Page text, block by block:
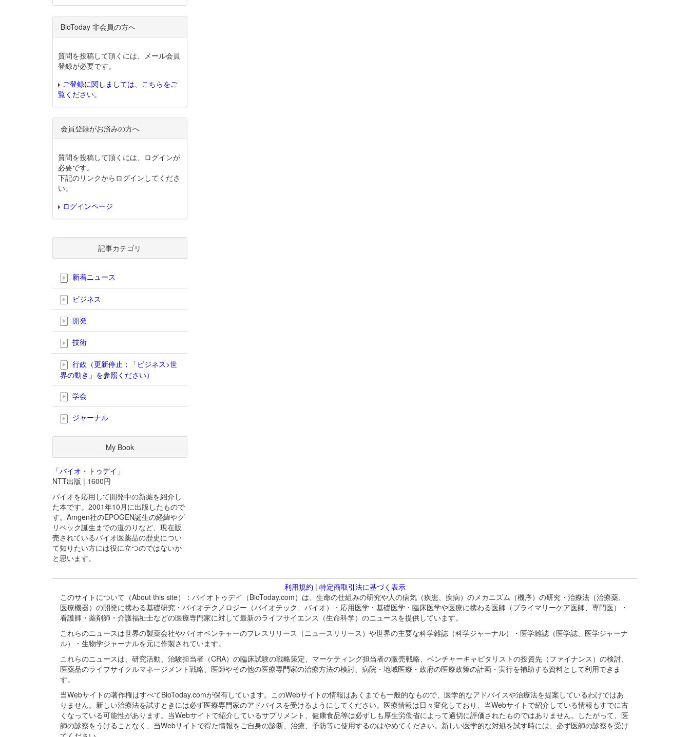
BioToday 非会員の方へ
質問を投稿して頂くには、メール会員
登録が必要です。
ご登録に関しましては、こちらをご
覧ください。
会員登録がお済みの方へ
質問を投稿して頂くには、ログインが
必要です。
下記のリンクからログインしてくださ
い。
ログインページ
記事カテゴリ
新着ニュース
ビジネス
開発
技術
行政（更新停止；「ビジネス>世
界の動き」を参照ください）
学会
ジャーナル
My Book
「バイオ・トゥデイ」
NTT出版 | 1600円
バイオを応用して開発中の新薬を紹介し
た本です。2001年10月に出版したもので
す。Amgen社のEPOGEN誕生の経緯やグ
リベック誕生までの道のりなど、現在販
売されているバイオ医薬品の歴史につい
て知りたい方には役に立つのではないか
と思います。
利用規約 | 特定商取引法に基づく表示
このサイトについて（About this site）：バイオトゥデイ（BioToday.com）は、生命の仕組みの研究や人の病気（疾患、疾病）のメカニズム（機序）の研究・治療法（治療薬、
医療機器）の開発に携わる基礎研究・バイオテクノロジー（バイオテック、バイオ）・応用医学・基礎医学・臨床医学や医療に携わる医師（プライマリーケア医師、専門医）・
看護師・薬剤師・介護福祉士などの医療専門家に対して最新のライフサイエンス（生命科学）のニュースを提供しています。
これらのニュースは世界の製薬会社やバイオベンチャーのプレスリリース（ニュースリリース）や世界の主要な科学雑誌（科学ジャーナル）・医学雑誌（医学誌、医学ジャーナ
ル）・生物学ジャーナルを元に作製されています。
これらのニュースは、研究活動、治験担当者（CRA）の臨床試験の戦略策定、マーケティング担当者の販売戦略、ベンチャーキャピタリストの投資先（ファイナンス）の検討、
医薬品のライフサイクルマネージメント戦略、医師やその他の医療専門家の治療方法の検討、病院・地域医療・政府の医療政策の計画・実行を補助する資料として利用できま
す。
当Webサイトの著作権はすべてBioToday.comが保有しています。このWebサイトの情報はあくまでも一般的なもので、医学的なアドバイスや治療法を提案しているわけではあ
りません。新しい治療法を試すときには必ず医療専門家のアドバイスを受けるようにしてください。医療情報は日々変化しており、当Webサイトで紹介している情報もすでに古
くなっている可能性があります。当Webサイトで紹介しているサプリメント、健康食品等は必ずしも厚生労働省によって適切に評価されたものではありません。したがって、医
師の診察をうけることなく、当Webサイトで得た情報をご自身の診断、治療、予防等に使用するのはやめてください。新しい医学的な対処を試す時には、必ず医師の診察を受け